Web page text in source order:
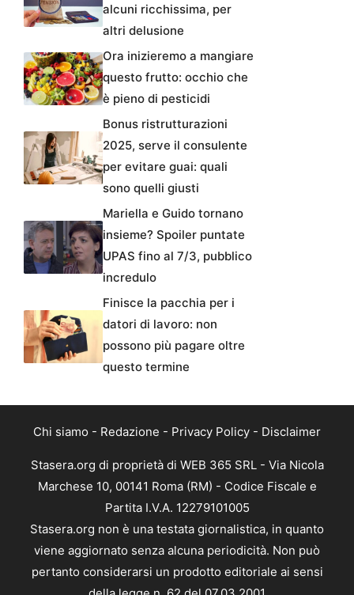
alcuni ricchissima, per
altri delusione
Ora inizieremo a mangiare
questo frutto: occhio che
è pieno di pesticidi
Bonus ristrutturazioni
2025, serve il consulente
per evitare guai: quali
sono quelli giusti
Mariella e Guido tornano
insieme? Spoiler puntate
UPAS fino al 7/3, pubblico
incredulo
Finisce la pacchia per i
datori di lavoro: non
possono più pagare oltre
questo termine
Chi siamo - Redazione - Privacy Policy - Disclaimer
Stasera.org di proprietà di WEB 365 SRL - Via Nicola
Marchese 10, 00141 Roma (RM) - Codice Fiscale e
Partita I.V.A. 12279101005
Stasera.org non è una testata giornalistica, in quanto
viene aggiornato senza alcuna periodicità. Non può
pertanto considerarsi un prodotto editoriale ai sensi